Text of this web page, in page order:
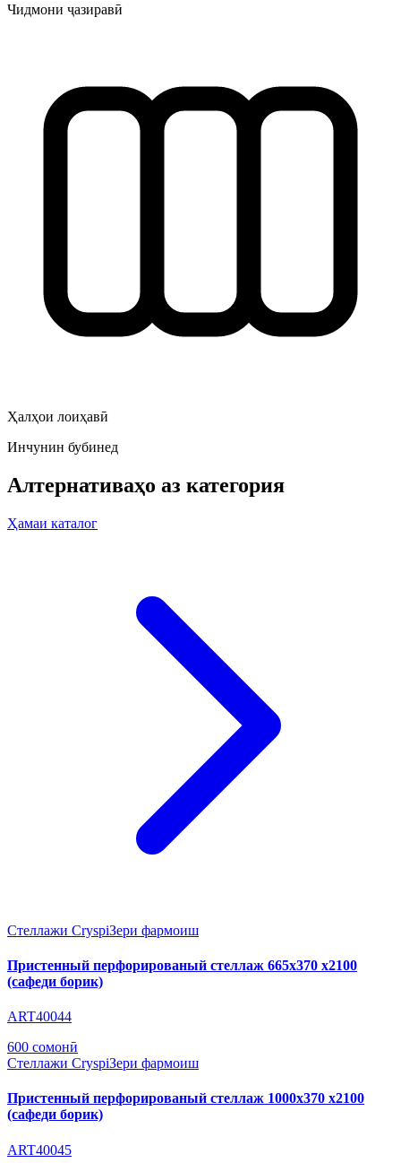
Чидмони ҷазиравӣ
Ҳалҳои лоиҳавӣ
Инчунин бубинед
Алтернативаҳо аз категория
Ҳамаи каталог
Стеллажи CryspiЗери фармоиш
Пристенный перфорированый стеллаж 665х370 х2100
(сафеди борик)
ART40044
600 сомонӣ
Стеллажи CryspiЗери фармоиш
Пристенный перфорированый стеллаж 1000х370 х2100
(сафеди борик)
ART40045